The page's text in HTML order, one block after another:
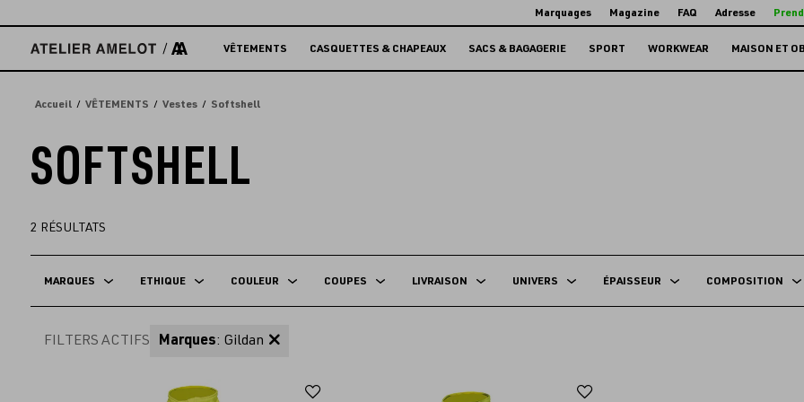
directement
contenu
Marquages Magazine FAQ Adresse
VÊTEMENTS CASQUETTES & CHAPEAUX SACS & BAGAGERIE SPORT WORKWEAR MAISON ET
Accueil VÊTEMENTS Vestes Softshell
SOFTSHELL
2 RÉSULTATS
MARQUES ETHIQUE COULEUR COUPES LIVRAISON UNIVERS ÉPAISSEUR COMPOSITION
FILTERS ACTIFS Marques: Gildan